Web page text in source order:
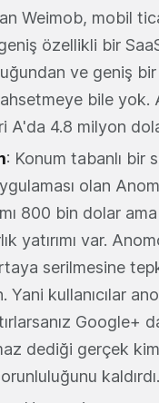
Weimob, mobil
özellikli bir
ve geniş
bile yok.
A'da 4.8 milyon
: Konum tabanlı bir
olan
800 bin dolar
yatırımı var.
serilmesine
Yani kullanıcılar
Google+
dediği gerçek
kaldırdı.